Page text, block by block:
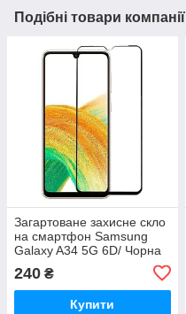
Подібні товари компанії
Загартоване захисне скло
на смартфон Samsung
Galaxy A34 5G 6D/ Чорна
240 ₴
Купити